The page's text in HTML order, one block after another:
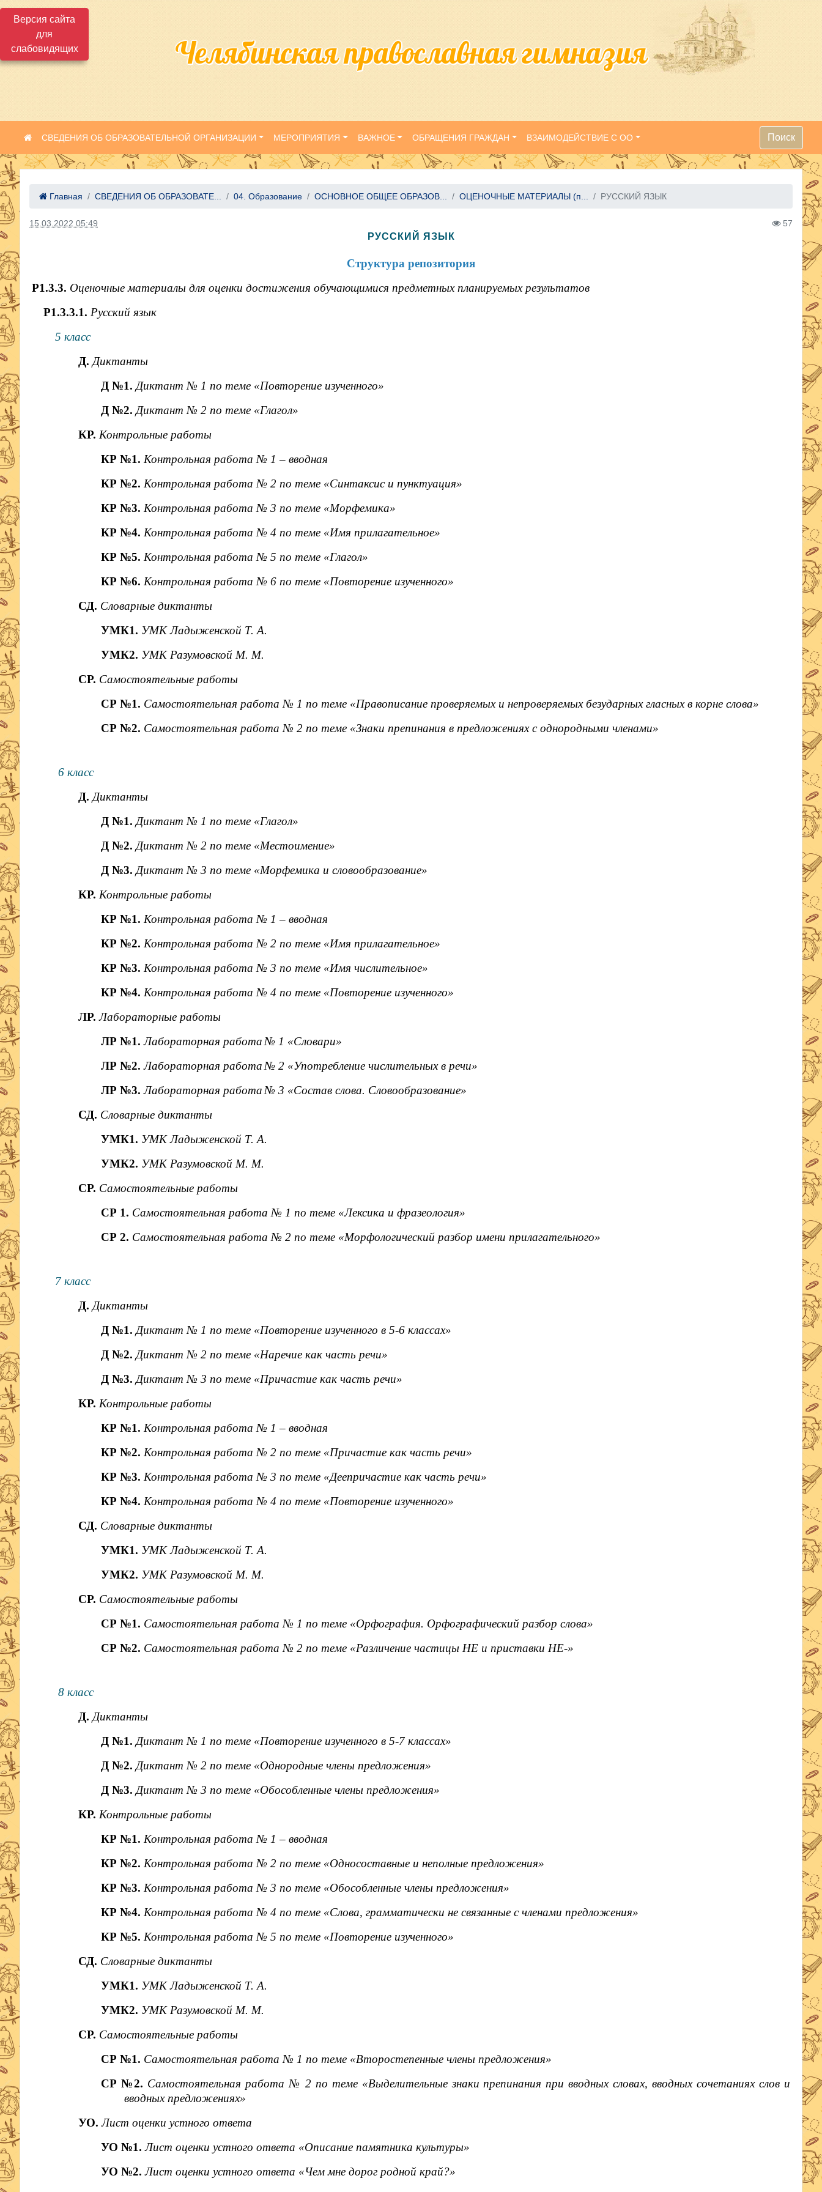
Версия сайта
для
слабовидящих
Челябинская православная гимназия
СВЕДЕНИЯ ОБ ОБРАЗОВАТЕЛЬНОЙ ОРГАНИЗАЦИИ МЕРОПРИЯТИЯ ВАЖНОЕ ОБРАЩЕНИЯ ГРАЖДАН ВЗАИМОДЕЙСТВИЕ С ОО Поиск
Главная СВЕДЕНИЯ ОБ ОБРАЗОВАТЕ... 04. Образование ОСНОВНОЕ ОБЩЕЕ ОБРАЗОВ... ОЦЕНОЧНЫЕ МАТЕРИАЛЫ (п... РУССКИЙ ЯЗЫК
15.03.2022 05:49 57
РУССКИЙ ЯЗЫК
Структура репозитория
Р1.3.3. Оценочные материалы для оценки достижения обучающимися предметных планируемых результатов
Р1.3.3.1. Русский язык
5 класс
Д. Диктанты
Д №1. Диктант № 1 по теме «Повторение изученного»
Д №2. Диктант № 2 по теме «Глагол»
КР. Контрольные работы
КР №1. Контрольная работа № 1 – вводная
КР №2. Контрольная работа № 2 по теме «Синтаксис и пунктуация»
КР №3. Контрольная работа № 3 по теме «Морфемика»
КР №4. Контрольная работа № 4 по теме «Имя прилагательное»
КР №5. Контрольная работа № 5 по теме «Глагол»
КР №6. Контрольная работа № 6 по теме «Повторение изученного»
СД. Словарные диктанты
УМК1. УМК Ладыженской Т. А.
УМК2. УМК Разумовской М. М.
СР. Самостоятельные работы
СР №1. Самостоятельная работа № 1 по теме «Правописание проверяемых и непроверяемых безударных гласных в корне слова»
СР №2. Самостоятельная работа № 2 по теме «Знаки препинания в предложениях с однородными членами»
6 класс
Д. Диктанты
Д №1. Диктант № 1 по теме «Глагол»
Д №2. Диктант № 2 по теме «Местоимение»
Д №3. Диктант № 3 по теме «Морфемика и словообразование»
КР. Контрольные работы
КР №1. Контрольная работа № 1 – вводная
КР №2. Контрольная работа № 2 по теме «Имя прилагательное»
КР №3. Контрольная работа № 3 по теме «Имя числительное»
КР №4. Контрольная работа № 4 по теме «Повторение изученного»
ЛР.Лабораторные работы
ЛР №1.Лабораторная работа № 1 «Словари»
ЛР №2.Лабораторная работа № 2 «Употребление числительных в речи»
ЛР №3. Лабораторная работа № 3 «Состав слова. Словообразование»
СД. Словарные диктанты
УМК1. УМК Ладыженской Т. А.
УМК2. УМК Разумовской М. М.
СР. Самостоятельные работы
СР 1. Самостоятельная работа № 1 по теме «Лексика и фразеология»
СР 2. Самостоятельная работа № 2 по теме «Морфологический разбор имени прилагательного»
7 класс
Д. Диктанты
Д №1. Диктант № 1 по теме «Повторение изученного в 5-6 классах»
Д №2. Диктант № 2 по теме «Наречие как часть речи»
Д №3. Диктант № 3 по теме «Причастие как часть речи»
КР. Контрольные работы
КР №1. Контрольная работа № 1 – вводная
КР №2. Контрольная работа № 2 по теме «Причастие как часть речи»
КР №3. Контрольная работа № 3 по теме «Деепричастие как часть речи»
КР №4. Контрольная работа № 4 по теме «Повторение изученного»
СД. Словарные диктанты
УМК1. УМК Ладыженской Т. А.
УМК2. УМК Разумовской М. М.
СР. Самостоятельные работы
СР №1. Самостоятельная работа № 1 по теме «Орфография. Орфографический разбор слова»
СР №2. Самостоятельная работа № 2 по теме «Различение частицы НЕ и приставки НЕ-»
8 класс
Д. Диктанты
Д №1. Диктант № 1 по теме «Повторение изученного в 5-7 классах»
Д №2. Диктант № 2 по теме «Однородные члены предложения»
Д №3. Диктант № 3 по теме «Обособленные члены предложения»
КР. Контрольные работы
КР №1. Контрольная работа № 1 – вводная
КР №2. Контрольная работа № 2 по теме «Односоставные и неполные предложения»
КР №3. Контрольная работа № 3 по теме «Обособленные члены предложения»
КР №4. Контрольная работа № 4 по теме «Слова, грамматически не связанные с членами предложения»
КР №5. Контрольная работа № 5 по теме «Повторение изученного»
СД. Словарные диктанты
УМК1. УМК Ладыженской Т. А.
УМК2. УМК Разумовской М. М.
СР. Самостоятельные работы
СР №1. Самостоятельная работа № 1 по теме «Второстепенные члены предложения»
СР №2. Самостоятельная работа № 2 по теме «Выделительные знаки препинания при вводных словах, вводных сочетаниях слов и
вводных предложениях»
УО.Лист оценки устного ответа
УО №1.Лист оценки устного ответа «Описание памятника культуры»
УО №2.Лист оценки устного ответа «Чем мне дорог родной край?»